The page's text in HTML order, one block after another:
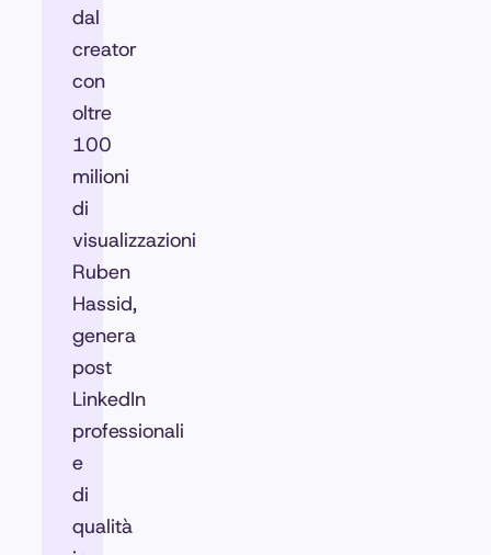
dal
creator
con
oltre
100
milioni
di
visualizzazioni
Ruben
Hassid,
genera
post
LinkedIn
professionali
e
di
qualità